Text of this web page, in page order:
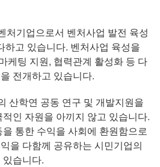
처기업으로서 벤처사업 발전 육성
하고 있습니다. 벤처사업 육성을
케팅 지원, 협력관계 활성화 등 다
전개하고 있습니다.
산학연 공동 연구 및 개발지원을
인 자원을 아끼지 않고 있습니다.
통한 수익을 사회에 환원함으로
을 다함께 공유하는 시민기업의
습니다.